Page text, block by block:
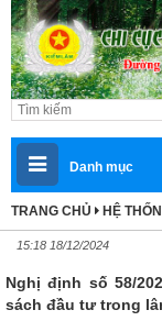
Danh mục
TRANG CHỦ HỆ
15:18 18/12/2024
Nghị định số 58/
sách đầu tư trong